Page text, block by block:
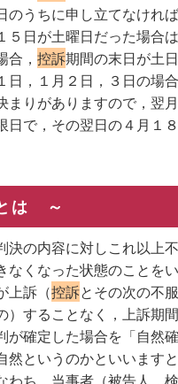
のうちに申し立てなければ
５日が土曜日だった場合
合，控訴期間の末日が土
日，１月２日，３日の場
まりがありますので，翌
日で，その翌日の４月１
は ～
決の内容に対しこれ以上
なくなった状態のことを
上訴（控訴とその次の不
）することなく，上訴期
が確定した場合を「自然
然というのかといいます